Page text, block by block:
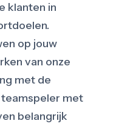
klanten in
op jouw
van onze
met de
met
belangrijk